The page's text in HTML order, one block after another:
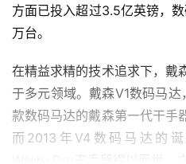
方面已投入超过3.5亿英镑，
万台。
在精益求精的技术追求下，戴
于多元领域。戴森V1数码马
款数码马达的戴森第一代干手
而2013年V4数码马达的